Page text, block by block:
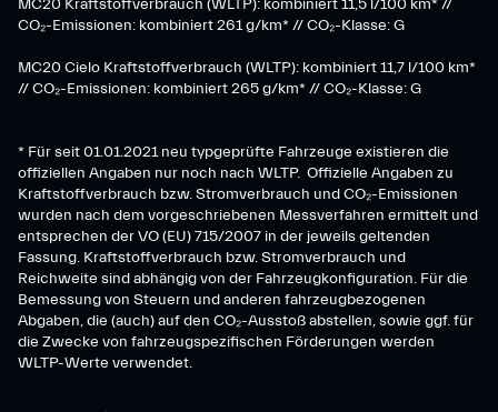
MC20 Kraftstoffverbrauch (WLTP): kombiniert 11,5 l/100 km* //
CO₂-Emissionen: kombiniert 261 g/km* // CO₂-Klasse: G
MC20 Cielo Kraftstoffverbrauch (WLTP): kombiniert 11,7 l/100 km*
// CO₂-Emissionen: kombiniert 265 g/km* // CO₂-Klasse: G
* Für seit 01.01.2021 neu typgeprüfte Fahrzeuge existieren die
offiziellen Angaben nur noch nach WLTP. Offizielle Angaben zu
Kraftstoffverbrauch bzw. Stromverbrauch und CO₂-Emissionen
wurden nach dem vorgeschriebenen Messverfahren ermittelt und
entsprechen der VO (EU) 715/2007 in der jeweils geltenden
Fassung. Kraftstoffverbrauch bzw. Stromverbrauch und
Reichweite sind abhängig von der Fahrzeugkonfiguration. Für die
Bemessung von Steuern und anderen fahrzeugbezogenen
Abgaben, die (auch) auf den CO₂-Ausstoß abstellen, sowie ggf. für
die Zwecke von fahrzeugspezifischen Förderungen werden
WLTP-Werte verwendet.